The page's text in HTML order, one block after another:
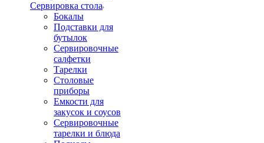
Сервировка стола
Бокалы
Подставки для
бутылок
Сервировочные
салфетки
Тарелки
Столовые
приборы
Емкости для
закусок и соусов
Сервировочные
тарелки и блюда